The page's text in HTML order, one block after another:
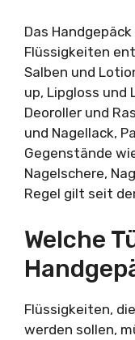
Das
Flüssigkeiten
Salben und
up, Lipgloss
Deoroller und
und Nagellack,
Gegenstände
Nagelschere,
Regel gilt seit
Welche
Flüssigkeiten,
werden sollen,